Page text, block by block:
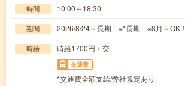
時間 10:00～18:30
期間 2026/8/24～長期 ※*長期 ※8月～OK！
時給 時給1700円＋交
交通費
*交通費全額支給/弊社規定あり